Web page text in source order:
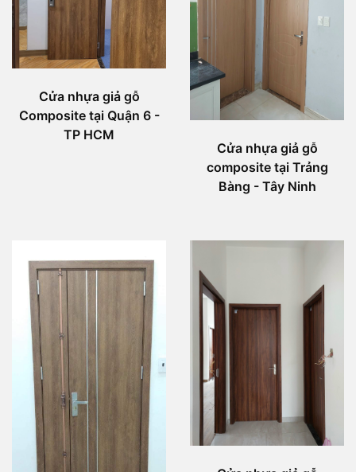
Cửa nhựa giả gỗ
Composite tại Quận 6 -
TP HCM
Cửa nhựa giả gỗ
composite tại Trảng
Bàng - Tây Ninh